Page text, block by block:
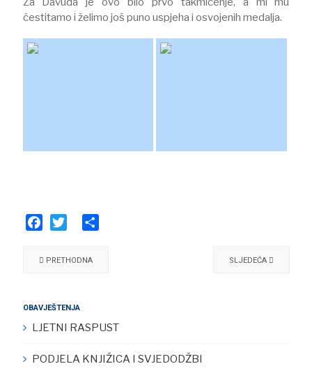
čestitamo i želimo još puno uspjeha i osvojenih medalja.
PRETHODNA SLJEDEĆA
OBAVJEŠTENJA
LJETNI RASPUST
PODJELA KNJIŽICA I SVJEDODŽBI